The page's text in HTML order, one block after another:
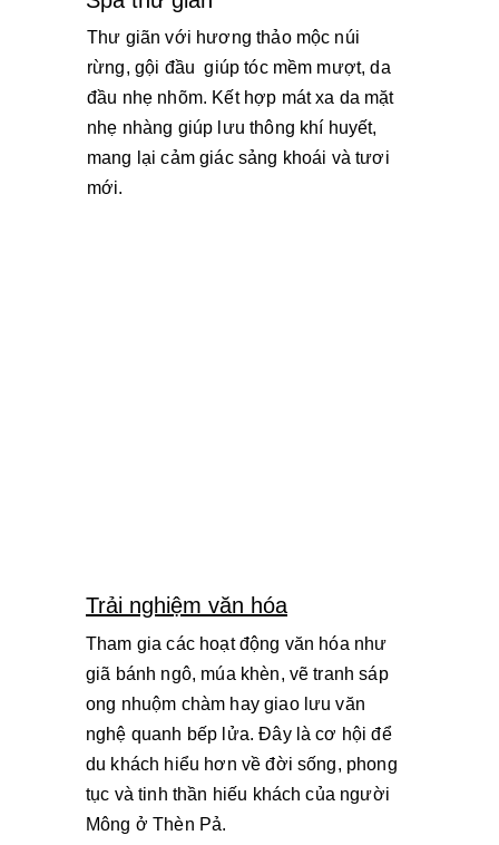
Thư giãn với hương thảo mộc núi
rừng, gội đầu  giúp tóc mềm mượt, da
đầu nhẹ nhõm. Kết hợp mát xa da mặt
nhẹ nhàng giúp lưu thông khí huyết,
mang lại cảm giác sảng khoái và tươi
mới.
Trải nghiệm văn hóa
Tham gia các hoạt động văn hóa như
giã bánh ngô, múa khèn, vẽ tranh sáp
ong nhuộm chàm hay giao lưu văn
nghệ quanh bếp lửa. Đây là cơ hội để
du khách hiểu hơn về đời sống, phong
tục và tinh thần hiếu khách của người
Mông ở Thèn Pả.